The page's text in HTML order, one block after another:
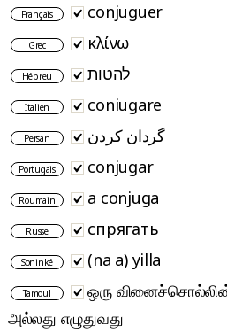
Français conjuguer
Grec κλίνω
Hébreu להטות
Italien coniugare
Persan گردان کردن
Portugais conjugar
Roumain a conjuga
Russe спрягать
Soninké (na a) yilla
Tamoul
ஒரு
அல்லது எழுதுவது